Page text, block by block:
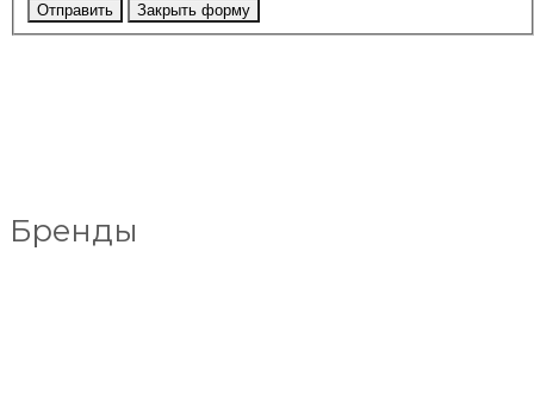
Отправить Закрыть форму
Бренды